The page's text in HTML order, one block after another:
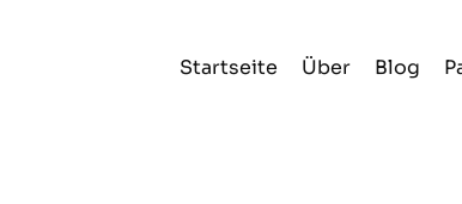
Startseite Über Blog